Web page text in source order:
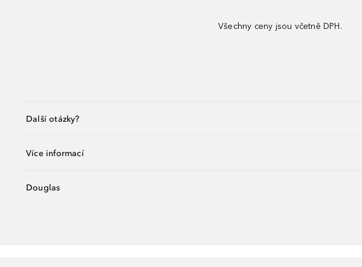
Všechny ceny jsou včetně DPH.
Další otázky?
Více informací
Douglas